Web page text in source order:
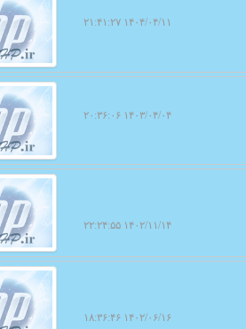
۱۴۰۴/۰۴/۱۱ ۲۱:۴۱:۲۷
۱۴۰۳/۰۴/۰۴ ۲۰:۳۶:۰۶
۱۴۰۲/۱۱/۱۴ ۲۲:۲۴:۵۵
۱۴۰۲/۰۶/۱۶ ۱۸:۳۶:۴۶